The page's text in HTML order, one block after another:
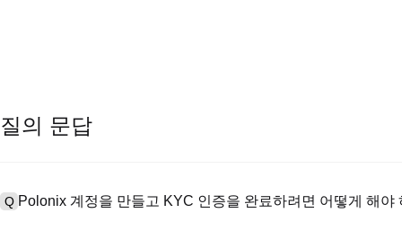
질의 문답
Q Polonix 계정을 만들고 KYC 인증을 완료하려면 어떻게 해야